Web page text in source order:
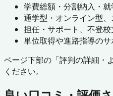
学費総額・分割納入・
通学型・オンライン型
担任・サポート、不登
単位取得や進路指導の
ページ下部の「評判の詳細・
ください。